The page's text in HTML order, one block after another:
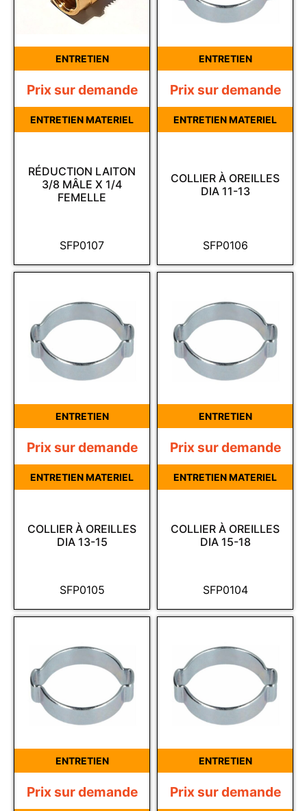
ENTRETIEN
SFP0107
RÉDUCTION LAITON
3/8 MÂLE X 1/4
FEMELLE
Prix sur demande
ENTRETIEN MATERIEL
ENTRETIEN
SFP0106
COLLIER À OREILLES
DIA 11-13
Prix sur demande
ENTRETIEN MATERIEL
ENTRETIEN
SFP0105
COLLIER À OREILLES
DIA 13-15
Prix sur demande
ENTRETIEN MATERIEL
ENTRETIEN
SFP0104
COLLIER À OREILLES
DIA 15-18
Prix sur demande
ENTRETIEN MATERIEL
ENTRETIEN
Prix sur demande
ENTRETIEN
Prix sur demande